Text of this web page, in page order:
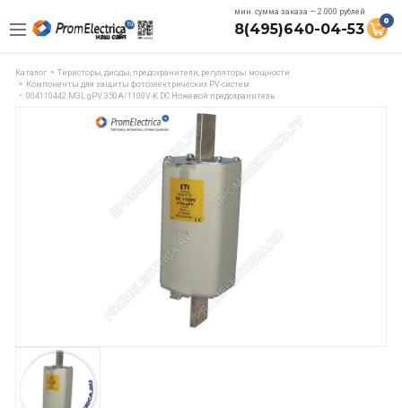
мин. сумма заказа — 2.000 рублей
8(495)640-04-53 0
Каталог
Тиристоры, диоды, предохранители, регуляторы мощности
Компоненты для защиты фотоэлектрических PV-систем
004110442 M3L gPV 350A/1100V-K DC Ножевой предохранитель